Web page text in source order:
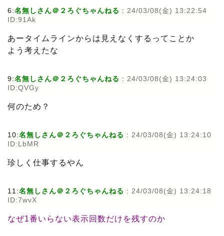
6:名無しさん＠２ろぐちゃんねる : 24/03/08(金) 13:22:54
ID:91Ak
あータイムラインからは見えなくするってことか
よう考えたな
9:名無しさん＠２ろぐちゃんねる : 24/03/08(金) 13:24:03
ID:QVGy
何のため？
10:名無しさん＠２ろぐちゃんねる : 24/03/08(金) 13:24:10
ID:LbMR
珍しく仕事するやん
11:名無しさん＠２ろぐちゃんねる : 24/03/08(金) 13:24:18
ID:7wvX
なぜ1番いらない表示回数だけを残すのか